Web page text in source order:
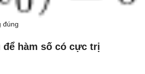
đúng
để hàm số có cực trị